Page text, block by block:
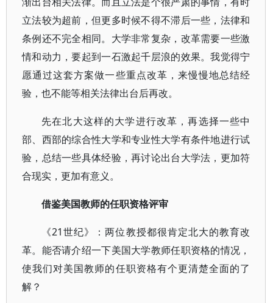
立法较为超前，但更多时候不得不滞后一些，法律和
条例还不完全相同。大学非常复杂，改革需要一些激
情和动力，要起到一石激起千层浪的效果。我觉得宁
愿通过这套方案做一些重点改革，来慢慢地总结经
验，也不能等相关法律出台后再改。
先在北大这样的大学进行改革，再选择一些中
部、西部的综合性大学和专业性大学有条件地进行试
验，总结一些具体经验，再讨论出台大学法，更加符
合现实，更加有意义。
借鉴美国教师的任职资格评审
《21世纪》：两位教授都很肯定北大的教育改
革。能否请介绍一下美国大学教师任职资格的情况，
使我们对美国教师的任职资格有个更清楚全面的了
解？